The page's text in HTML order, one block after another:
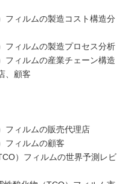
フィルムの製造コスト構造分
フィルムの製造プロセス分析
フィルムの産業チェーン構造
、顧客
フィルムの販売代理店
フィルムの顧客
）フィルムの世界予測レビ